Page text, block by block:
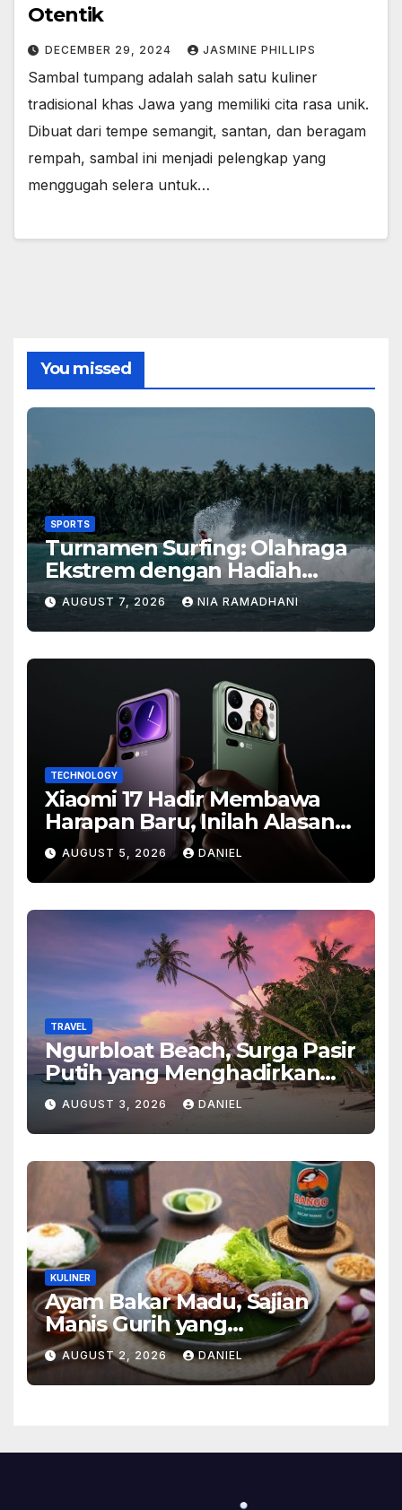
Otentik
DECEMBER 29, 2024 JASMINE PHILLIPS
Sambal tumpang adalah salah satu kuliner
tradisional khas Jawa yang memiliki cita rasa unik.
Dibuat dari tempe semangit, santan, dan beragam
rempah, sambal ini menjadi pelengkap yang
menggugah selera untuk…
You missed
SPORTS
Turnamen Surfing: Olahraga
Ekstrem dengan Hadiah
Besar
AUGUST 7, 2026 NIA RAMADHANI
TECHNOLOGY
Xiaomi 17 Hadir Membawa
Harapan Baru, Inilah Alasan
Banyak Orang Menantikan
Ponsel Flagship Ini
AUGUST 5, 2026 DANIEL
TRAVEL
Ngurbloat Beach, Surga Pasir
Putih yang Menghadirkan
Ketenangan dan Pesona
Alam Tak Terlupakan
AUGUST 3, 2026 DANIEL
KULINER
Ayam Bakar Madu, Sajian
Manis Gurih yang
Menghangatkan Suasana
Makan
AUGUST 2, 2026 DANIEL